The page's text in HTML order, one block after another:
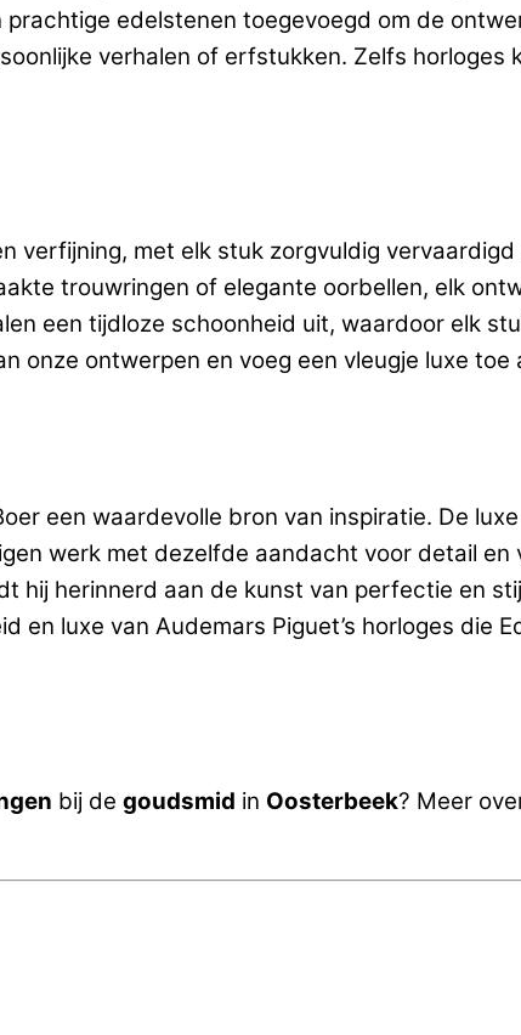
edelstenen toegevoegd om de
verhalen of erfstukken. Zelfs horloges
verfijning, met elk stuk zorgvuldig
trouwringen of elegante oorbellen, elk
een tijdloze schoonheid uit, waardoor elk
onze ontwerpen en voeg een vleugje luxe toe
een waardevolle bron van inspiratie. De
werk met dezelfde aandacht voor detail
hij herinnerd aan de kunst van perfectie en
luxe van Audemars Piguet’s horloges die
bij de goudsmid in Oosterbeek? Meer